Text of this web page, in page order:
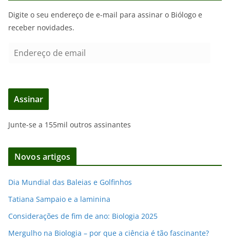
Digite o seu endereço de e-mail para assinar o Biólogo e
receber novidades.
e
e
ç
d
a
i
Assinar
Junte-se a 155mil outros assinantes
Novos artigos
Dia Mundial das Baleias e Golfinhos
Tatiana Sampaio e a laminina
Considerações de fim de ano: Biologia 2025
Mergulho na Biologia – por que a ciência é tão fascinante?